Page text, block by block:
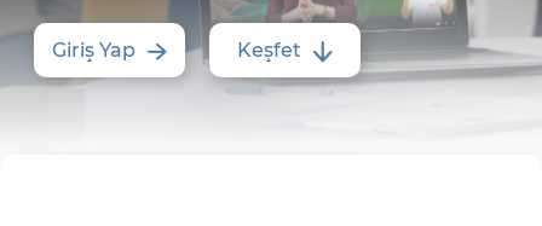
Giriş Yap Keşfet